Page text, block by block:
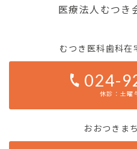
医療法人むつ
むつき医科歯科在
024-
休診：土曜
おおつきま